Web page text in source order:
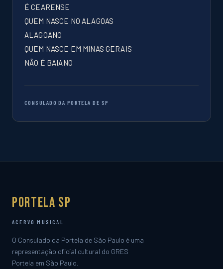
É CEARENSE
QUEM NASCE NO ALAGOAS
ALAGOANO
QUEM NASCE EM MINAS GERAIS
NÃO É BAIANO
CONSULADO DA PORTELA DE SP
Portela SP
ACERVO MUSICAL
O Consulado da Portela de São Paulo é uma
representação oficial cultural do GRES
Portela em São Paulo.